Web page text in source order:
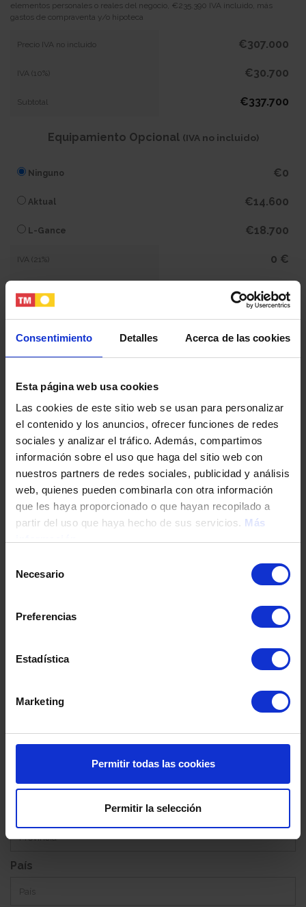
Consentimiento Detalles Acerca de las cookies
Esta página web usa cookies
Las cookies de este sitio web se usan para personalizar
el contenido y los anuncios, ofrecer funciones de redes
sociales y analizar el tráfico. Además, compartimos
información sobre el uso que haga del sitio web con
nuestros partners de redes sociales, publicidad y análisis
web, quienes pueden combinarla con otra información
que les haya proporcionado o que hayan recopilado a
partir del uso que haya hecho de sus servicios. Más
Necesario
Preferencias
Estadística
Marketing
Permitir todas las cookies
Permitir la selección
Tu nombre y apellidos
Tu teléfono
DNI / Pasaporte / NIE
Código postal
País
elementos personales o reales del negocio, €235.390 IVA incluido, más
gastos de compraventa y/o hipoteca
Precio IVA no incluido €307.000
IVA (10%) €30.700
Subtotal €337.700
Equipamiento Opcional (IVA no incluido)
Ninguno €0
Aktual €14.600
L-Gance €18.700
IVA (21%) 0 €
0 €
Total 337.700 €